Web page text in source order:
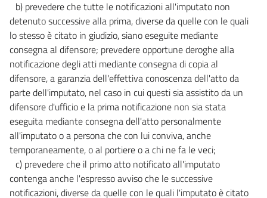
b) prevedere che tutte le notificazioni all'imputato non
detenuto successive alla prima, diverse da quelle con le quali
lo stesso è citato in giudizio, siano eseguite mediante
consegna al difensore; prevedere opportune deroghe alla
notificazione degli atti mediante consegna di copia al
difensore, a garanzia dell'effettiva conoscenza dell'atto da
parte dell'imputato, nel caso in cui questi sia assistito da un
difensore d'ufficio e la prima notificazione non sia stata
eseguita mediante consegna dell'atto personalmente
all'imputato o a persona che con lui conviva, anche
temporaneamente, o al portiere o a chi ne fa le veci;
c) prevedere che il primo atto notificato all'imputato
contenga anche l'espresso avviso che le successive
notificazioni, diverse da quelle con le quali l'imputato è citato